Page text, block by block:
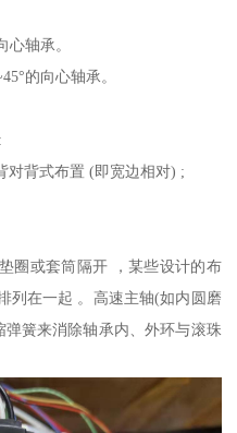
心轴承。
的向心轴承。
对背式布置 (即宽边相对) ;
圈或套筒隔开 ，某些设计的布
列在一起 。高速主轴(如内圆磨
簧来消除轴承内、外环与滚珠